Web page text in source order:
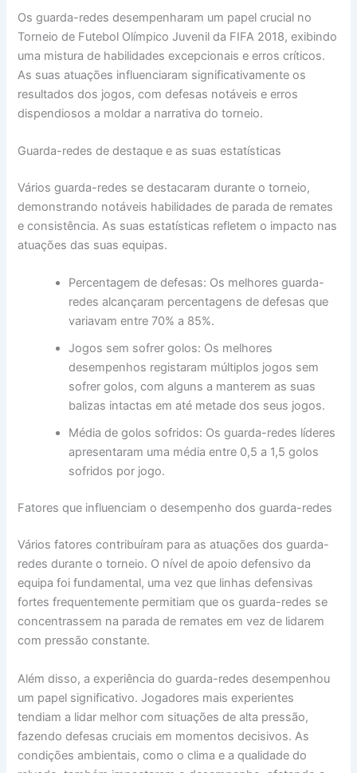
Os guarda-redes desempenharam um papel crucial no
Torneio de Futebol Olímpico Juvenil da FIFA 2018, exibindo
uma mistura de habilidades excepcionais e erros críticos.
As suas atuações influenciaram significativamente os
resultados dos jogos, com defesas notáveis e erros
dispendiosos a moldar a narrativa do torneio.
Guarda-redes de destaque e as suas estatísticas
Vários guarda-redes se destacaram durante o torneio,
demonstrando notáveis habilidades de parada de remates
e consistência. As suas estatísticas refletem o impacto nas
atuações das suas equipas.
Percentagem de defesas: Os melhores guarda-
redes alcançaram percentagens de defesas que
variavam entre 70% a 85%.
Jogos sem sofrer golos: Os melhores
desempenhos registaram múltiplos jogos sem
sofrer golos, com alguns a manterem as suas
balizas intactas em até metade dos seus jogos.
Média de golos sofridos: Os guarda-redes líderes
apresentaram uma média entre 0,5 a 1,5 golos
sofridos por jogo.
Fatores que influenciam o desempenho dos guarda-redes
Vários fatores contribuíram para as atuações dos guarda-
redes durante o torneio. O nível de apoio defensivo da
equipa foi fundamental, uma vez que linhas defensivas
fortes frequentemente permitiam que os guarda-redes se
concentrassem na parada de remates em vez de lidarem
com pressão constante.
Além disso, a experiência do guarda-redes desempenhou
um papel significativo. Jogadores mais experientes
tendiam a lidar melhor com situações de alta pressão,
fazendo defesas cruciais em momentos decisivos. As
condições ambientais, como o clima e a qualidade do